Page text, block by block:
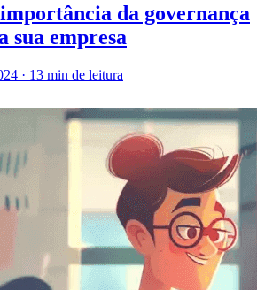
da governança
sua empresa
· 13 min de leitura